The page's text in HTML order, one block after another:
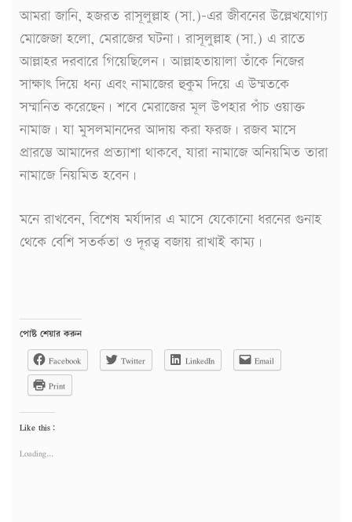
আমরা জানি, হজরত রাসূলুল্লাহ (সা.)-এর জীবনের উল্লেখযোগ্য
মোজেজা হলো, মেরাজের ঘটনা। রাসূলুল্লাহ (সা.) এ রাতে
আল্লাহর দরবারে গিয়েছিলেন। আল্লাহতায়ালা তাঁকে নিজের
সাক্ষাৎ দিয়ে ধন্য এবং নামাজের হুকুম দিয়ে এ উম্মতকে
সম্মানিত করেছেন। শবে মেরাজের মূল উপহার পাঁচ ওয়াক্ত
নামাজ। যা মুসলমানদের আদায় করা ফরজ। রজব মাসে
প্রারম্ভে আমাদের প্রত্যাশা থাকবে, যারা নামাজে অনিয়মিত তারা
নামাজে নিয়মিত হবেন।
মনে রাখবেন, বিশেষ মর্যাদার এ মাসে যেকোনো ধরনের গুনাহ
থেকে বেশি সতর্কতা ও দূরত্ব বজায় রাখাই কাম্য।
পোষ্ট শেয়ার করুন
Facebook
Twitter LinkedIn
Email
Print
Like this:
Loading...